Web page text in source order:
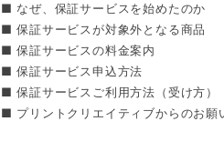
■ なぜ、保証サービスを始めたのか
■ 保証サービスが対象外となる商品
■ 保証サービスの料金案内
■ 保証サービス申込方法
■ 保証サービスご利用方法（受け方）
■ プリントクリエイティブからのお願